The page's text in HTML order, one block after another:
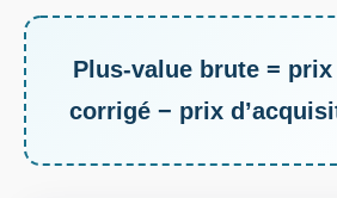
Plus-value brute =
corrigé − prix